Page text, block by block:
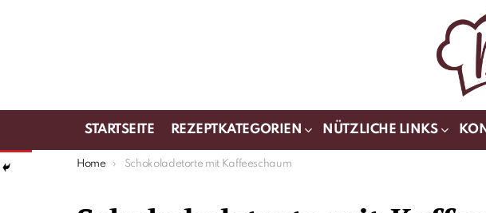
STARTSEITE REZEPTKATEGORIEN NÜTZLICHE LINKS
You are here:
Home Schokoladetorte mit Kaffeeschaum